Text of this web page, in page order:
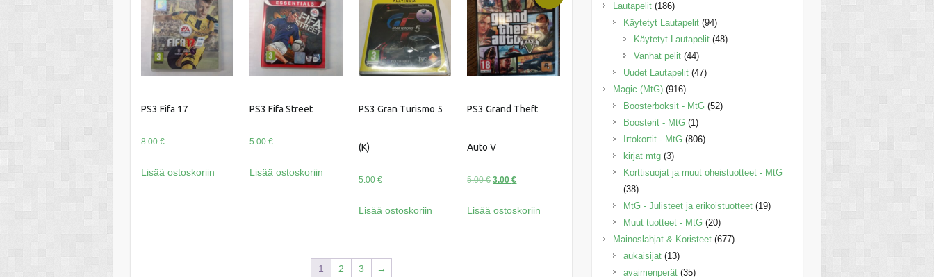
PS3 Fifa 17
8.00 €
Lisää ostoskoriin
PS3 Fifa Street
5.00€
Lisää ostoskoriin
PS3 Gran Turismo 5
(K)
5.00 €
Lisää ostoskoriin
PS3 Grand Theft
Auto V
5.00€Alkuperäinen
oli:
3.00€Nykyinen
on:
Lisää ostoskoriin
1 2 3 →
Lautapelit (186)
Käytetyt Lautapelit (94)
Käytetyt Lautapelit (48)
Vanhat pelit (44)
Uudet Lautapelit (47)
Magic (MtG) (916)
Boosterboksit - MtG (52)
Boosterit - MtG (1)
Irtokortit - MtG (806)
kirjat mtg (3)
Korttisuojat ja muut oheistuotteet - MtG
(38)
MtG - Julisteet ja erikoistuotteet (19)
Muut tuotteet - MtG (20)
Mainoslahjat & Koristeet (677)
aukaisijat (13)
avaimenperät (35)